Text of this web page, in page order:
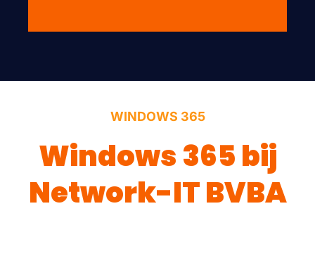
WINDOWS 365
Windows 365 bij
Network-IT BVBA